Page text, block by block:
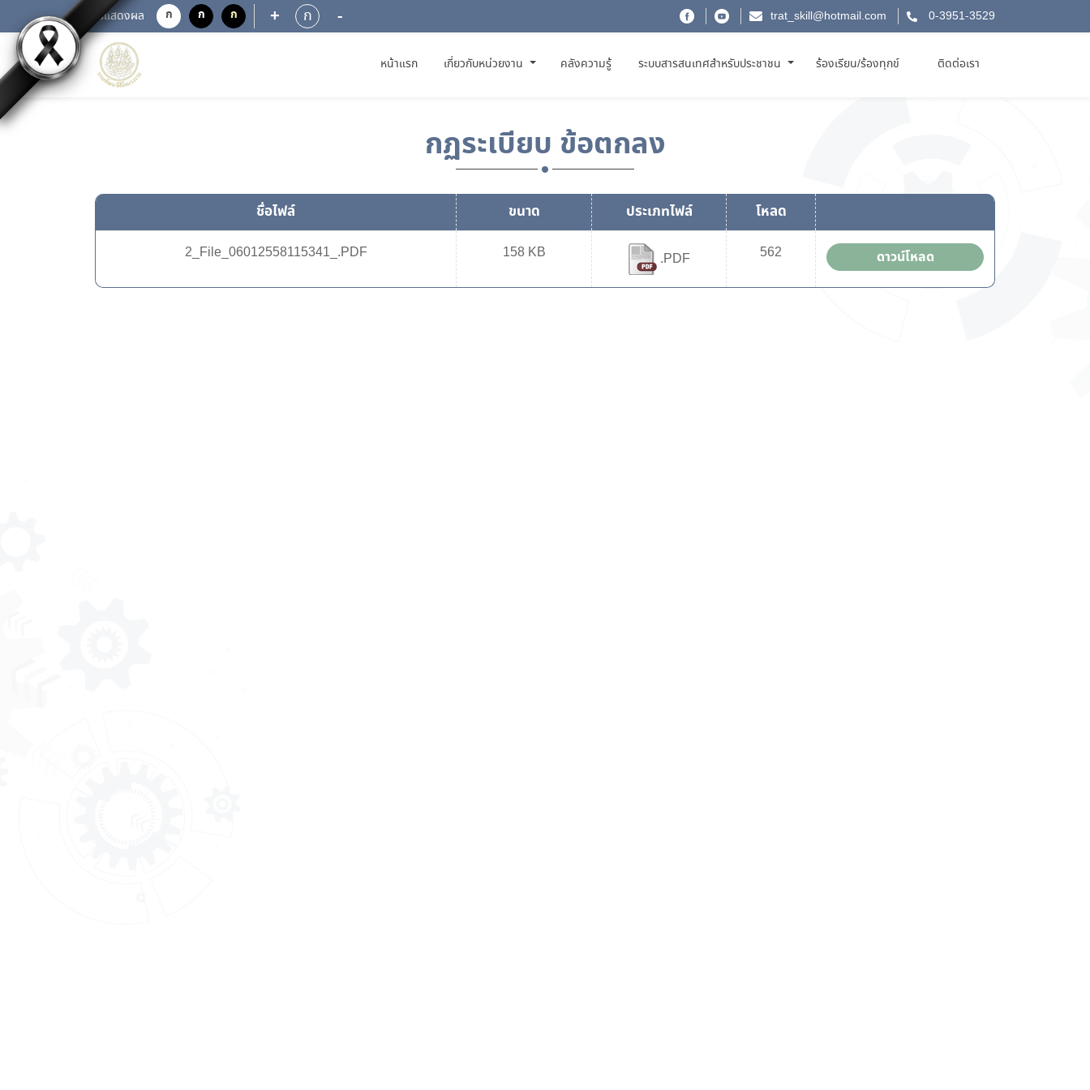
การแสดงผล ก ก ก + ก - trat_skill@hotmail.com 0-3951-3529
หน้าแรก(CURRENT)
เกี่ยวกับหน่วยงาน คลังความรู้ ระบบสารสนเทศสำหรับประชาชน ร้องเรียน/ร้องทุกข์ ติดต่อเรา
กฏระเบียบ ข้อตกลง
ชื่อไฟล์ ขนาด ประเภทไฟล์ โหลด
2_File_06012558115341_.PDF 158 KB .PDF 562 ดาวน์โหลด